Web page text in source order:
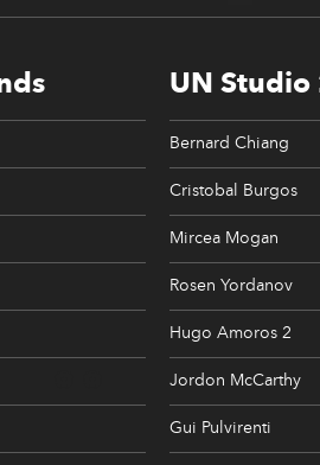
UN Studio
Bernard Chiang
Cristobal Burgos
Mircea Mogan
Rosen Yordanov
Hugo Amoros 2
Jordon McCarthy
Gui Pulvirenti